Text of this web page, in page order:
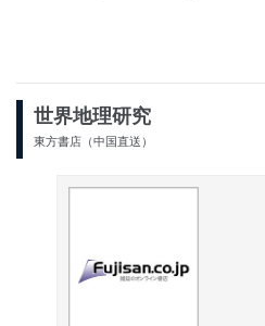
世界地理研究
東方書店（中国直送）